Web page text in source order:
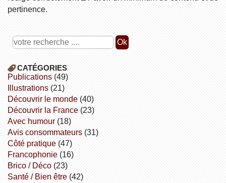
pertinence.
CATÉGORIES
publications(49)
illustrations(21)
découvrir le monde(40)
découvrir la France(23)
avec humour(18)
avis consommateurs(31)
côté pratique(47)
Francophonie(16)
Brico / Déco(23)
Santé / Bien être(42)